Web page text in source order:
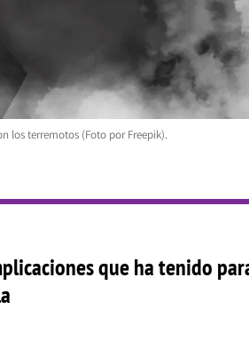
los terremotos (Foto por Freepik).
que ha tenido